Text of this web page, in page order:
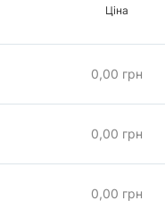
Ціна
0,00 грн
0,00 грн
0,00 грн